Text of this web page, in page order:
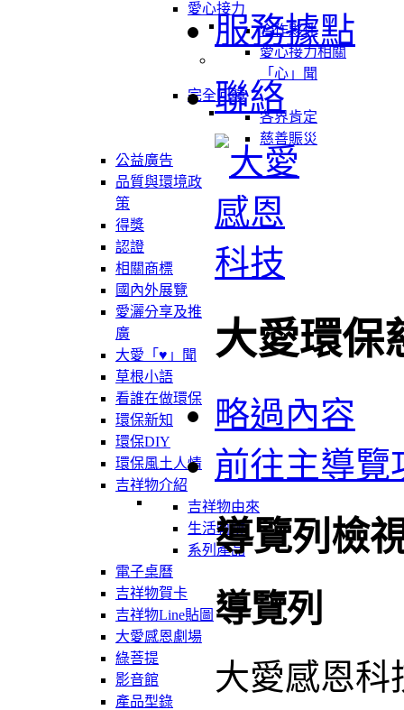
愛心接力
合作夥伴
愛心接力相關
「心」聞
完全回饋
各界肯定
慈善賑災
公益廣告
品質與環境政
策
得獎
認證
相關商標
國內外展覽
愛灑分享及推
廣
大愛「♥」聞
草根小語
看誰在做環保
環保新知
環保DIY
環保風土人情
吉祥物介紹
吉祥物由來
生活軌跡
系列產品
電子桌曆
吉祥物賀卡
吉祥物Line貼圖
大愛感恩劇場
綠菩提
影音館
產品型錄
服務據點
聯絡
大愛環保
略過內容
前往主導覽
導覽列檢
導覽列
大愛感恩科